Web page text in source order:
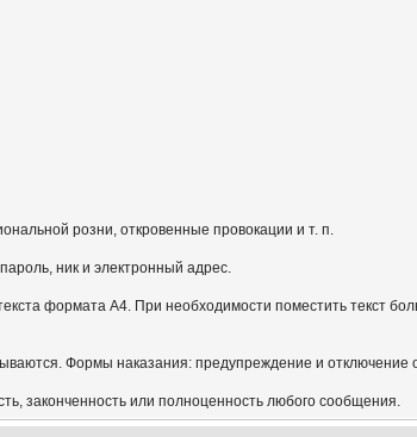
розни, откровенные провокации и т. п.
ник и электронный адрес.
формата А4. При необходимости поместить текст
Формы наказания: предупреждение и отключение
законченность или полноценность любого сообщения.